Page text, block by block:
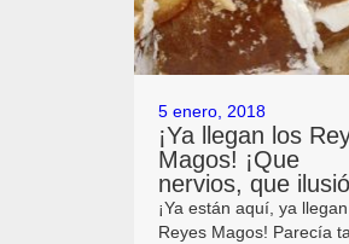
5 enero, 2018
¡Ya llegan los
Magos! ¡Que
nervios, que
¡Ya están aquí, ya
Reyes Magos! Parecía